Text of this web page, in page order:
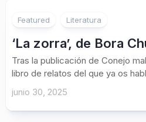
Featured Literatura
‘La zorra’, de Bora
Tras la publicación de Conejo
libro de relatos del que ya os
junio 30, 2025